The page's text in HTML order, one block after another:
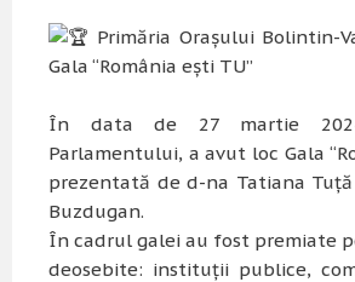
Primăria Orașului Bolintin-
Gala “România ești TU”
În data de 27 martie
Parlamentului, a avut loc Gala
prezentată de d-na Tatiana
Buzdugan.
În cadrul galei au fost premiate
deosebite: instituții publice,